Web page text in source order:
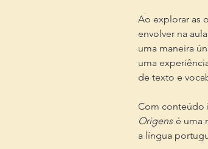
Ao explorar as
envolver na
uma maneira
uma
de texto e
Com conteúdo
Origens é uma
a língua